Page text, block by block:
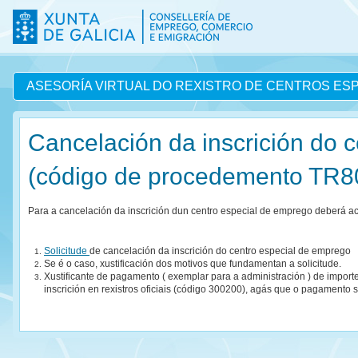
ASESORÍA VIRTUAL DO REXISTRO DE CENTROS
Cancelación da inscrición do
(código de procedemento
Para a cancelación da inscrición dun centro especial de emprego deberá
Solicitude de cancelación da inscrición do centro especial de emprego
Se é o caso, xustificación dos motivos que fundamentan a solicitude.
Xustificante de pagamento ( exemplar para a administración ) de
inscrición en rexistros oficiais (código 300200), agás que o pagamento